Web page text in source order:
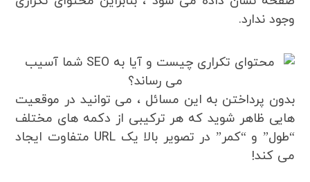
وجود ندارد.
بدون پرداختن به این مسائل ، می توانید در موقعیت
هایی ظاهر شوید که هر ترکیبی از دکمه های مختلف
“طول” و “کمر” در تصویر بالا یک URL متفاوت ایجاد
می کند!